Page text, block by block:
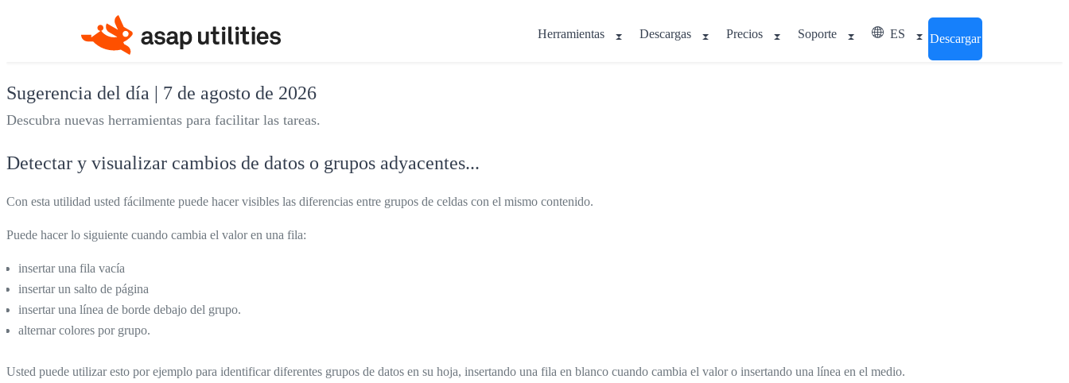
Herramientas Descargas Precios Soporte ES Descargar
Sugerencia del día | 7 de agosto de 2026
Descubra nuevas herramientas para facilitar las tareas.
Detectar y visualizar cambios de datos o grupos adyacentes...
Con esta utilidad usted fácilmente puede hacer visibles las diferencias entre grupos de celdas con el mismo contenido.
Puede hacer lo siguiente cuando cambia el valor en una fila:
insertar una fila vacía
insertar un salto de página
insertar una línea de borde debajo del grupo.
alternar colores por grupo.
Usted puede utilizar esto por ejemplo para identificar diferentes grupos de datos en su hoja, insertando una fila en blanco cuando cambia el valor o insertando una línea en el medio.